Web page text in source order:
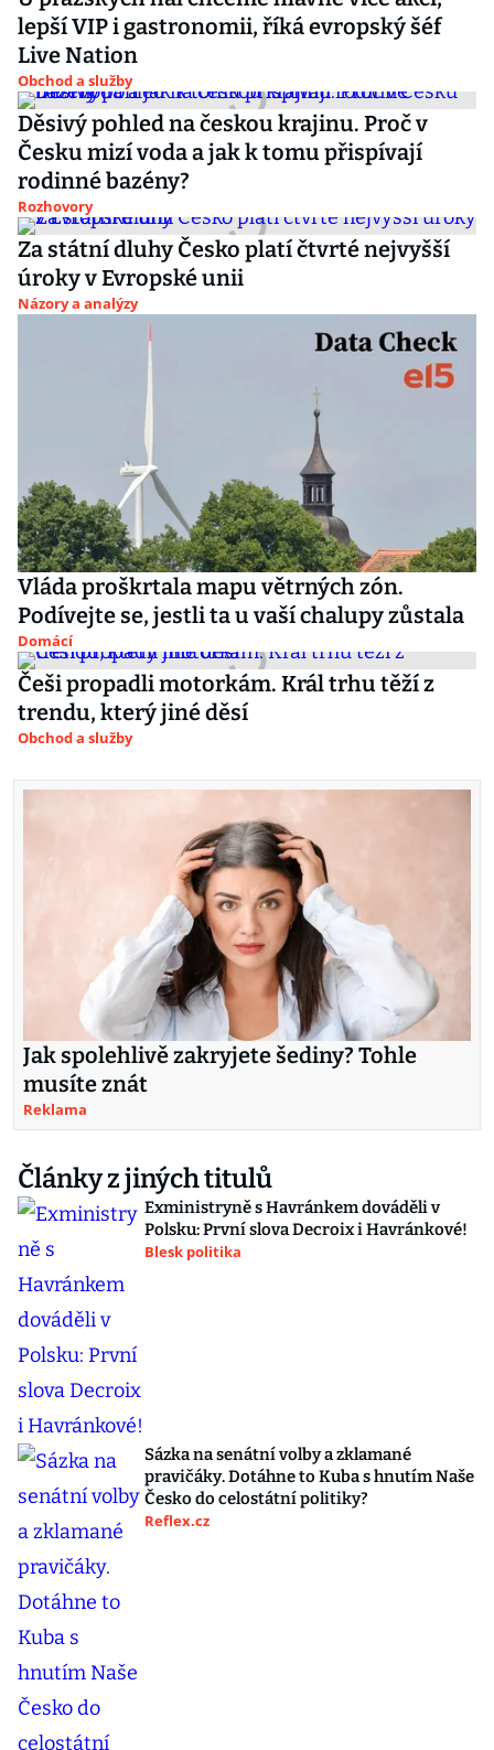
lepší VIP i gastronomii, říká evropský šéf
Live Nation
Obchod a služby
Děsivý pohled na českou krajinu. Proč v
Česku mizí voda a jak k tomu přispívají
rodinné bazény?
Rozhovory
Za státní dluhy Česko platí čtvrté nejvyšší
úroky v Evropské unii
Názory a analýzy
Vláda proškrtala mapu větrných zón.
Podívejte se, jestli ta u vaší chalupy zůstala
Domácí
Češi propadli motorkám. Král trhu těží z
trendu, který jiné děsí
Obchod a služby
Jak spolehlivě zakryjete šediny? Tohle
musíte znát
Reklama
Články z jiných titulů
Exministryně s Havránkem dováděli v
Polsku: První slova Decroix i Havránkové!
Blesk politika
Sázka na senátní volby a zklamané
pravičáky. Dotáhne to Kuba s hnutím Naše
Česko do celostátní politiky?
Reflex.cz